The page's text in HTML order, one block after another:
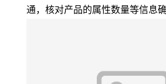
通，核对产品的属性数量等信息确